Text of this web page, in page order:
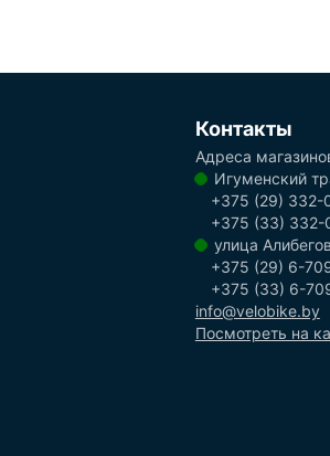
Контакты
Адреса
Игуменский
+375 (29) 332-
+375 (33) 332-
улица
+375 (29) 6-
+375 (33) 6-
info@velobike.by
Посмотреть на